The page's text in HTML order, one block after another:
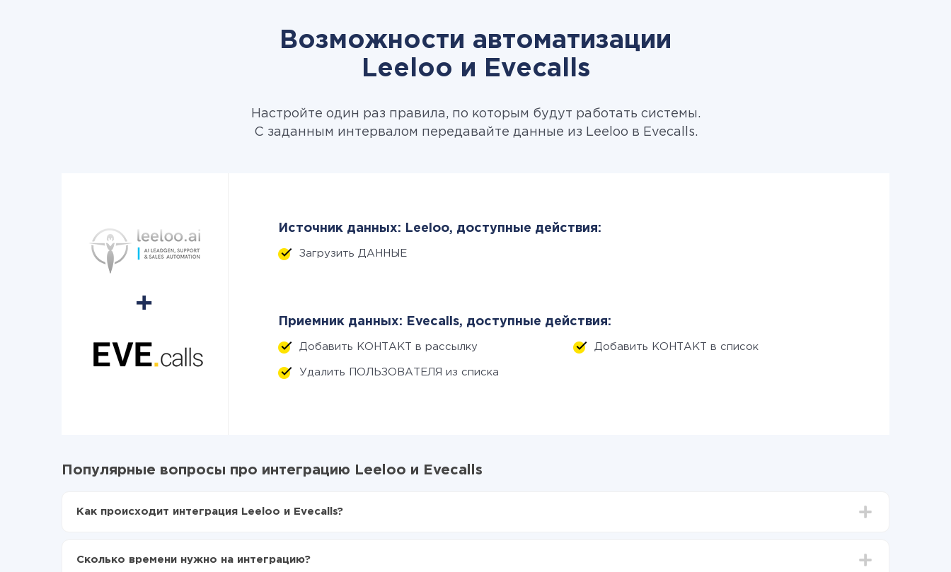
Возможности автоматизации
Leeloo и Evecalls
Настройте один раз правила, по которым будут работать системы.
С заданным интервалом передавайте данные из Leeloo в Evecalls.
Источник данных: Leeloo, доступные действия:
Загрузить ДАННЫЕ
Приемник данных: Evecalls, доступные действия:
Добавить КОНТАКТ в рассылку Добавить КОНТАКТ в список
Удалить ПОЛЬЗОВАТЕЛЯ из списка
Популярные вопросы про интеграцию Leeloo и Evecalls
Как происходит интеграция Leeloo и Evecalls?
Включаете автообновление
Сколько времени нужно на интеграцию?